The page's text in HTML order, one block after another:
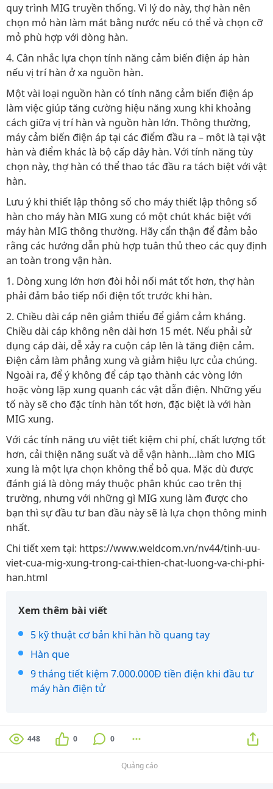
quy trình MIG truyền thống. Vì lý do này, thợ hàn nên
chọn mỏ hàn làm mát bằng nước nếu có thể và chọn cỡ
mỏ phù hợp với dòng hàn.
4. Cân nhắc lựa chọn tính năng cảm biến điện áp hàn
nếu vị trí hàn ở xa nguồn hàn.
Một vài loại nguồn hàn có tính năng cảm biến điện áp
làm việc giúp tăng cường hiệu năng xung khi khoảng
cách giữa vị trí hàn và nguồn hàn lớn. Thông thường,
máy cảm biến điện áp tại các điểm đầu ra – môt là tại vật
hàn và điểm khác là bộ cấp dây hàn. Với tính năng tùy
chọn này, thợ hàn có thể thao tác đầu ra tách biệt với vật
hàn.
Lưu ý khi thiết lập thông số cho máy thiết lập thông số
hàn cho máy hàn MIG xung có một chút khác biệt với
máy hàn MIG thông thường. Hãy cẩn thận để đảm bảo
rằng các hướng dẫn phù hợp tuân thủ theo các quy định
an toàn trong vận hàn.
1. Dòng xung lớn hơn đòi hỏi nối mát tốt hơn, thợ hàn
phải đảm bảo tiếp nối điện tốt trước khi hàn.
2. Chiều dài cáp nên giảm thiểu để giảm cảm kháng.
Chiều dài cáp không nên dài hơn 15 mét. Nếu phải sử
dụng cáp dài, dễ xảy ra cuộn cáp lên là tăng điện cảm.
Điện cảm làm phẳng xung và giảm hiệu lực của chúng.
Ngoài ra, để ý không để cáp tạo thành các vòng lớn
hoặc vòng lặp xung quanh các vật dẫn điện. Những yếu
tố này sẽ cho đặc tính hàn tốt hơn, đặc biệt là với hàn
MIG xung.
Với các tính năng ưu việt tiết kiệm chi phí, chất lượng tốt
hơn, cải thiện năng suất và dễ vận hành…làm cho MIG
xung là một lựa chọn không thể bỏ qua. Mặc dù được
đánh giá là dòng máy thuộc phân khúc cao trên thị
trường, nhưng với những gì MIG xung làm được cho
bạn thì sự đầu tư ban đầu này sẽ là lựa chọn thông minh
nhất.
Chi tiết xem tại: https://www.weldcom.vn/nv44/tinh-uu-
viet-cua-mig-xung-trong-cai-thien-chat-luong-va-chi-phi-
han.html
Xem thêm bài viết
5 kỹ thuật cơ bản khi hàn hồ quang tay
Hàn que
9 tháng tiết kiệm 7.000.000Đ tiền điện khi đầu tư
máy hàn điện tử
448 0 0
Quảng cáo